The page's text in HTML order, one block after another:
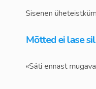
Sisenen
Mõtted ei lase
«Säti ennast